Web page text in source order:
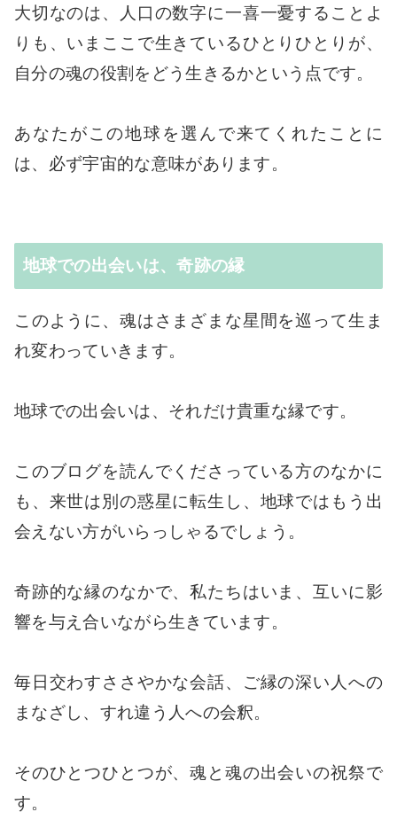
大切なのは、人口の数字に一喜一憂することよ
りも、いまここで生きているひとりひとりが、
自分の魂の役割をどう生きるかという点です。
あなたがこの地球を選んで来てくれたことに
は、必ず宇宙的な意味があります。
地球での出会いは、奇跡の縁
このように、魂はさまざまな星間を巡って生ま
れ変わっていきます。
地球での出会いは、それだけ貴重な縁です。
このブログを読んでくださっている方のなかに
も、来世は別の惑星に転生し、地球ではもう出
会えない方がいらっしゃるでしょう。
奇跡的な縁のなかで、私たちはいま、互いに影
響を与え合いながら生きています。
毎日交わすささやかな会話、ご縁の深い人への
まなざし、すれ違う人への会釈。
そのひとつひとつが、魂と魂の出会いの祝祭で
す。